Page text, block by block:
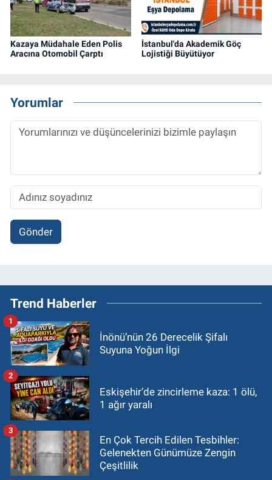
Kazaya Müdahale Eden Polis
Aracına Otomobil Çarptı
İstanbul'da Akademik Göç
Lojistiği Büyütüyor
Yorumlar
Gönder
Trend Haberler
İnönü’nün 26 Derecelik Şifalı
Suyuna Yoğun İlgi
1
Eskişehir’de zincirleme kaza: 1 ölü,
1 ağır yaralı
2
En Çok Tercih Edilen Tesbihler:
Gelenekten Günümüze Zengin
Çeşitlilik
3